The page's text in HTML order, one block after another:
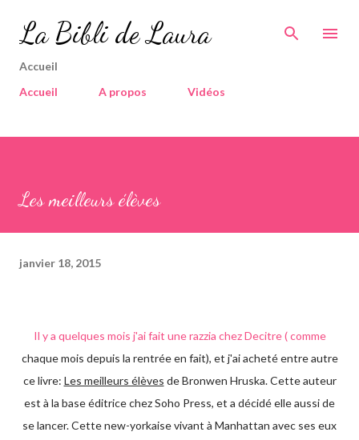
Accéder au contenu principal
La Bibli de Laura
Accueil
Accueil
A propos Vidéos
Les meilleurs élèves
janvier 18, 2015
Il y a quelques mois j'ai fait une razzia chez Decitre ( comme
chaque mois depuis la rentrée en fait), et j'ai acheté entre autre
ce livre: Les meilleurs élèves de Bronwen Hruska. Cette auteur
est à la base éditrice chez Soho Press, et a décidé elle aussi de
se lancer. Cette new-yorkaise vivant à Manhattan avec ses eux